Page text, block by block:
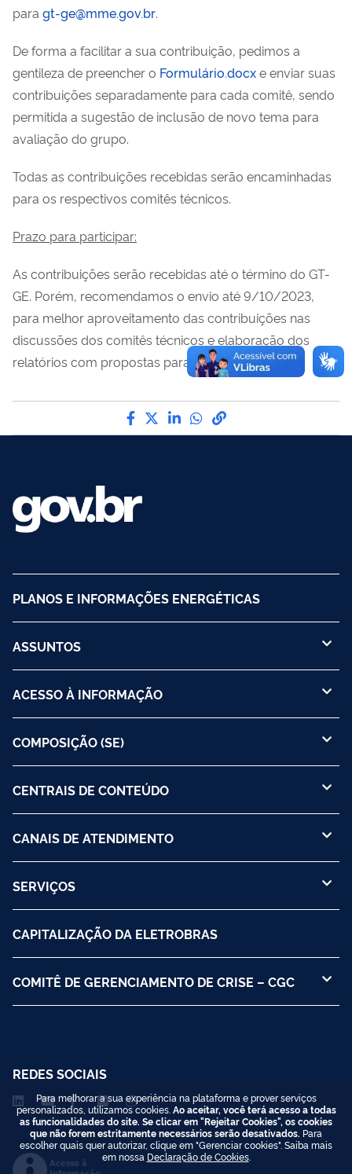
para gt-ge@mme.gov.br.
De forma a facilitar a sua contribuição, pedimos a
gentileza de preencher o Formulário.docxe enviar suas
contribuições separadamente para cada comitê, sendo
permitida a sugestão de inclusão de novo tema para
avaliação do grupo.
Todas as contribuições recebidas serão encaminhadas
para os respectivos comitês técnicos.
Prazo para participar:
As contribuições serão recebidas até o término do GT-
GE. Porém, recomendamos o envio até 9/10/2023,
para melhor aproveitamento das contribuições nas
discussões dos comitês técnicos e elaboração dos
relatórios com propostas para o GT-GE.
Compartilhe por Facebook
Compartilhe por Twitter
Compartilhe por
Compartilhe por
link para Copiar
PLANOS E INFORMAÇÕES ENERGÉTICAS
ASSUNTOS
ACESSO À INFORMAÇÃO
COMPOSIÇÃO (SE)
CENTRAIS DE CONTEÚDO
CANAIS DE ATENDIMENTO
SERVIÇOS
CAPITALIZAÇÃO DA ELETROBRAS
COMITÊ DE GERENCIAMENTO DE CRISE – CGC
REDES SOCIAIS
Acesso à
Para melhorar a sua experiência na plataforma e prover serviços
personalizados, utilizamos cookies. Ao aceitar, você terá acesso a todas
as funcionalidades do site. Se clicar em "Rejeitar Cookies", os cookies
que não forem estritamente necessários serão desativados. Para
escolher quais quer autorizar, clique em "Gerenciar cookies". Saiba mais
em nossa Declaração de Cookies.